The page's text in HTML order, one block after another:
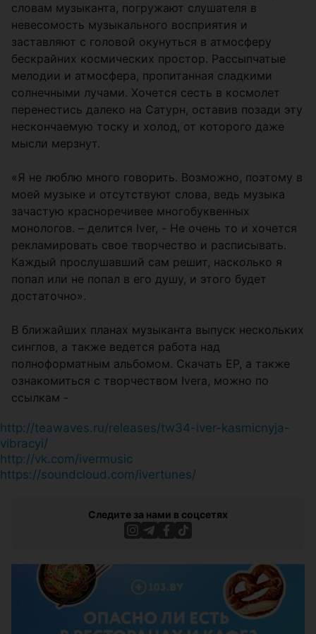
словам музыканта, погружают слушателя в
невесомость музыкального восприятия и
заставляют с головой окунуться в атмосферу
бескрайних космических простор. Рассыпчатые
мелодии и атмосфера, пропитанная сладкими
солнечными лучами. Хочется сесть в космолет
перенестись далеко на Сатурн, оставив позади эту
нескончаемую тоску и холод, от которого даже
мысли мерзнут.
«Я не люблю много говорить. Возможно, поэтому в
моей музыке и отсутствуют слова, ведь музыка
зачастую красноречивее многобуквенных
монологов. – делится Iver, - Не очень то и хочется
рекламировать свое творчество и расписывать.
Каждый прослушавший сам решит, насколько я
попал или не попал в его душу, и этого будет
достаточно».
В ближайших планах музыканта выпуск нескольких
синглов, а также ведется работа над
полноформатным альбомом. Скачать ЕР, а также
ознакомиться с творчеством Iverа, можно по
ссылкам -
http://teawaves.ru/releases/tw34-iver-kasmicnyja-
vibracyi/
http://vk.com/ivermusic
https://soundcloud.com/ivertunes/
Следите за нами в соцсетях